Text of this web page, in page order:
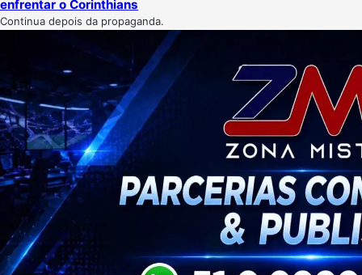
enfrentar o Corinthians
Continua depois da propaganda.